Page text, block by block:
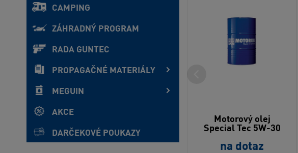
CAMPING
ZÁHRADNÝ PROGRAM
RADA GUNTEC
PROPAGAČNÉ MATERIÁLY
MEGUIN
AKCE
DARČEKOVÉ POUKAZY
Motorový olej
Special Tec 5W-30
na dotaz